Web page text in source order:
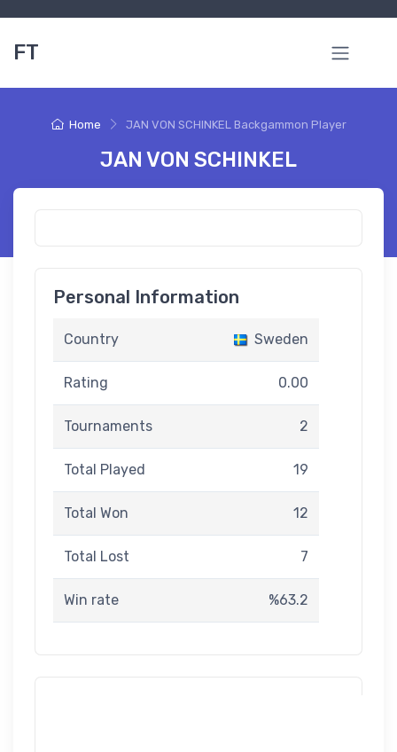
FT
Home JAN VON SCHINKEL Backgammon Player
JAN VON SCHINKEL
Personal Information
Country Sweden
Rating 0.00
Tournaments 2
Total Played 19
Total Won 12
Total Lost 7
Win rate %63.2